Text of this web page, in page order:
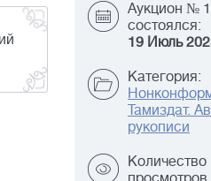
Аукцион №
состоялся:
19 Июль
Категория:
Тамиздат.
рукописи
Количество